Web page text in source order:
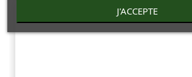
J'ACCEPTE